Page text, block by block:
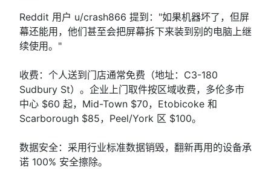
Reddit 用户 u/crash866 提到："如果机器坏了，但屏
幕还能用，他们甚至会把屏幕拆下来装到别的电脑上继
续使用。"
收费：个人送到门店通常免费（地址：C3-180
Sudbury St）。企业上门取件按区域收费，多伦多市
中心 $60 起，Mid-Town $70，Etobicoke 和
Scarborough $85，Peel/York 区 $100。
数据安全：采用行业标准数据销毁，翻新再用的设备承
诺 100% 安全擦除。